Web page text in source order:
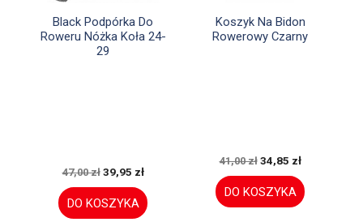
Szybki podgląd
Black Podpórka Do
Roweru Nóżka Koła 24-
29
47,00 zł 39,95 zł
DO KOSZYKA
Szybki podgląd
Koszyk Na Bidon
Rowerowy Czarny
41,00 zł 34,85 zł
DO KOSZYKA